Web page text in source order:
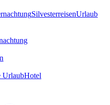
SilvesterreisenUrlaub
UrlaubHotel